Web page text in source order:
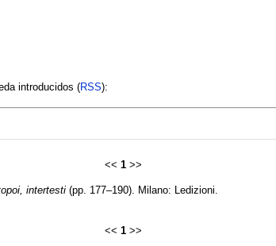
introducidos (RSS):
<< 1>>
intertesti(pp. 177–190). Milano: Ledizioni.
<< 1>>